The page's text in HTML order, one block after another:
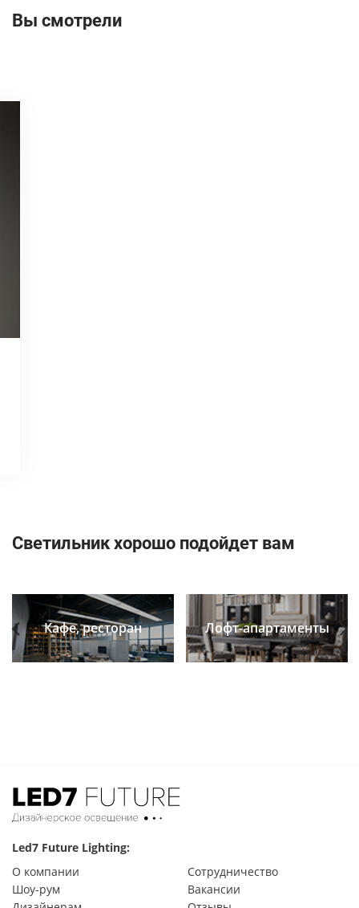
Вы смотрели
Светильник хорошо подойдет вам
Previous
Кафе, ресторан Лофт-апартаменты
Next
Led7 Future Lighting:
О компании
Сотрудничество
Шоу-рум
Вакансии